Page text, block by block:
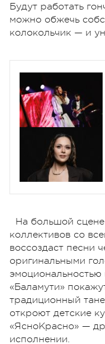
Будут работать
можно обжечь
колокольчик — и
На большой
коллективов со
воссоздаст песни
оригинальными
«Баламути»
традиционный
откроют детские
«ЯсноКрасно» —
исполнении.